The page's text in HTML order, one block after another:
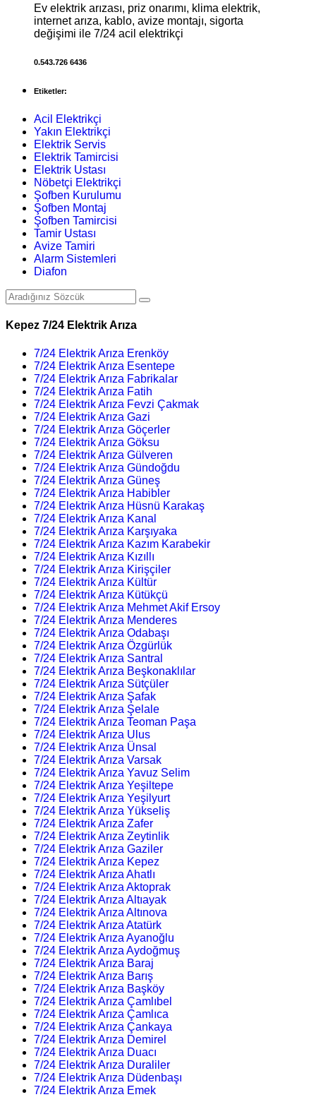
Ev elektrik arızası, priz onarımı, klima elektrik,
internet arıza, kablo, avize montajı, sigorta
değişimi ile 7/24 acil elektrikçi
0.543.726 6436
Etiketler:
Acil Elektrikçi
Yakın Elektrikçi
Elektrik Servis
Elektrik Tamircisi
Elektrik Ustası
Nöbetçi Elektrikçi
Şofben Kurulumu
Şofben Montaj
Şofben Tamircisi
Tamir Ustası
Avize Tamiri
Alarm Sistemleri
Diafon
Kepez 7/24 Elektrik Arıza
7/24 Elektrik Arıza Erenköy
7/24 Elektrik Arıza Esentepe
7/24 Elektrik Arıza Fabrikalar
7/24 Elektrik Arıza Fatih
7/24 Elektrik Arıza Fevzi Çakmak
7/24 Elektrik Arıza Gazi
7/24 Elektrik Arıza Göçerler
7/24 Elektrik Arıza Göksu
7/24 Elektrik Arıza Gülveren
7/24 Elektrik Arıza Gündoğdu
7/24 Elektrik Arıza Güneş
7/24 Elektrik Arıza Habibler
7/24 Elektrik Arıza Hüsnü Karakaş
7/24 Elektrik Arıza Kanal
7/24 Elektrik Arıza Karşıyaka
7/24 Elektrik Arıza Kazım Karabekir
7/24 Elektrik Arıza Kızıllı
7/24 Elektrik Arıza Kirişçiler
7/24 Elektrik Arıza Kültür
7/24 Elektrik Arıza Kütükçü
7/24 Elektrik Arıza Mehmet Akif Ersoy
7/24 Elektrik Arıza Menderes
7/24 Elektrik Arıza Odabaşı
7/24 Elektrik Arıza Özgürlük
7/24 Elektrik Arıza Santral
7/24 Elektrik Arıza Beşkonaklılar
7/24 Elektrik Arıza Sütçüler
7/24 Elektrik Arıza Şafak
7/24 Elektrik Arıza Şelale
7/24 Elektrik Arıza Teoman Paşa
7/24 Elektrik Arıza Ulus
7/24 Elektrik Arıza Ünsal
7/24 Elektrik Arıza Varsak
7/24 Elektrik Arıza Yavuz Selim
7/24 Elektrik Arıza Yeşiltepe
7/24 Elektrik Arıza Yeşilyurt
7/24 Elektrik Arıza Yükseliş
7/24 Elektrik Arıza Zafer
7/24 Elektrik Arıza Zeytinlik
7/24 Elektrik Arıza Gaziler
7/24 Elektrik Arıza Kepez
7/24 Elektrik Arıza Ahatlı
7/24 Elektrik Arıza Aktoprak
7/24 Elektrik Arıza Altıayak
7/24 Elektrik Arıza Altınova
7/24 Elektrik Arıza Atatürk
7/24 Elektrik Arıza Ayanoğlu
7/24 Elektrik Arıza Aydoğmuş
7/24 Elektrik Arıza Baraj
7/24 Elektrik Arıza Barış
7/24 Elektrik Arıza Başköy
7/24 Elektrik Arıza Çamlıbel
7/24 Elektrik Arıza Çamlıca
7/24 Elektrik Arıza Çankaya
7/24 Elektrik Arıza Demirel
7/24 Elektrik Arıza Duacı
7/24 Elektrik Arıza Duraliler
7/24 Elektrik Arıza Düdenbaşı
7/24 Elektrik Arıza Emek